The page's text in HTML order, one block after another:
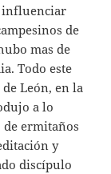
influenciar
de
mas de
Todo este
León, en la
a lo
ermitaños
y
discípulo